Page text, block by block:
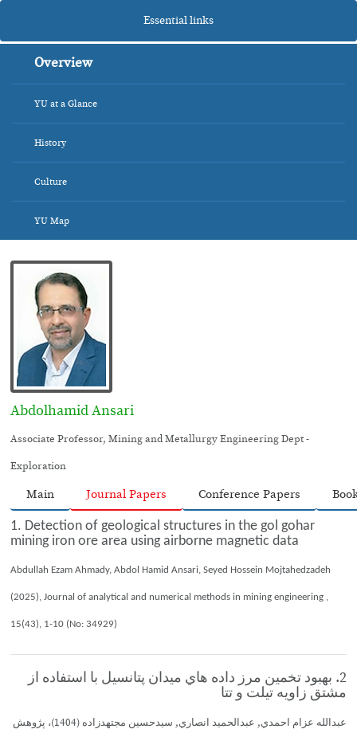
Essential links
Overview
YU at a Glance
History
Culture
YU Map
Abdolhamid Ansari
Associate Professor, Mining and Metallurgy Engineering Dept -
Exploration
Main Journal Papers Conference Papers
1. Detection of geological structures in the gol gohar
mining iron ore area using airborne magnetic data
Abdullah Ezam Ahmady, Abdol Hamid Ansari, Seyed Hossein Mojtahedzadeh
(2025), Journal of analytical and numerical methods in mining engineering ,
15(43), 1-10 (No: 34929)
2. بهبود تخمين مرز داده هاي ميدان پتانسيل با استفاده از
مشتق زاويه تيلت و تتا
عبدالله عزام احمدي, عبدالحميد انصاري, سيدحسين مجتهدزاده (1404)، پژوهش